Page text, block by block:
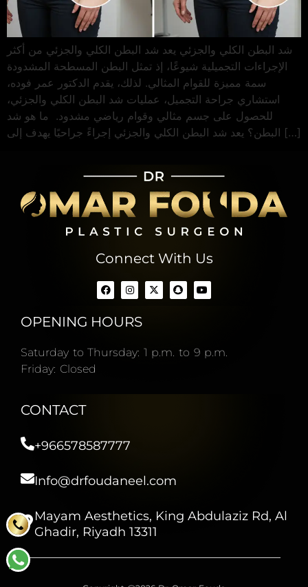
شد البطن الكلي والجزئي يعد شد البطن الكلي والجزئي من أكثر
الإجراءات التجميلية شيوعًا، إذ تمثل البطن المسطحة المشدودة
سمة مميزة للقوام المثالي. لذلك، يقدم الدكتور عمر فوده،
استشاري جراحة التجميل، عمليات شد البطن الكلي والجزئي،
للحصول على جسم مثالي وقوام رياضي مشدود. ما هو شد
البطن؟ يعد شد البطن الكلي والجزئي إجراءً جراحيًا يهدف إلى […]
Connect With Us
OPENING HOURS
Saturday to Thursday: 1 p.m. to 9 p.m.
Friday: Closed
CONTACT
+966578587777
Info@drfoudaneel.com
Mayam Aesthetics, King Abdulaziz Rd, Al
Ghadir, Riyadh 13311